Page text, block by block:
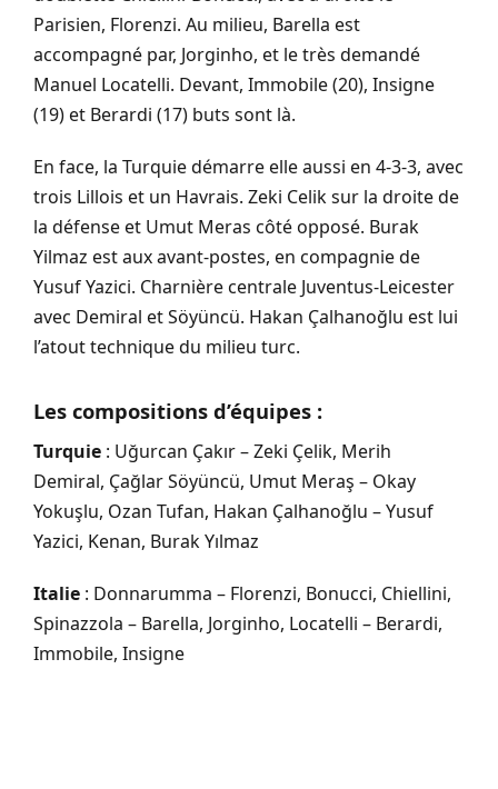
Parisien, Florenzi. Au milieu, Barella est
accompagné par, Jorginho, et le très demandé
Manuel Locatelli. Devant, Immobile (20), Insigne
(19) et Berardi (17) buts sont là.
En face, la Turquie démarre elle aussi en 4-3-3, avec
trois Lillois et un Havrais. Zeki Celik sur la droite de
la défense et Umut Meras côté opposé. Burak
Yilmaz est aux avant-postes, en compagnie de
Yusuf Yazici. Charnière centrale Juventus-Leicester
avec Demiral et Söyüncü. Hakan Çalhanoğlu est lui
l’atout technique du milieu turc.
Les compositions d’équipes :
Turquie : Uğurcan Çakır – Zeki Çelik, Merih
Demiral, Çağlar Söyüncü, Umut Meraş – Okay
Yokuşlu, Ozan Tufan, Hakan Çalhanoğlu – Yusuf
Yazici, Kenan, Burak Yılmaz
Italie : Donnarumma – Florenzi, Bonucci, Chiellini,
Spinazzola – Barella, Jorginho, Locatelli – Berardi,
Immobile, Insigne